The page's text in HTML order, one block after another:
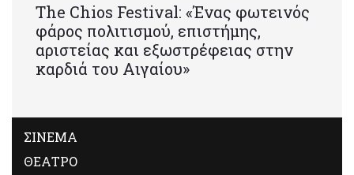
Τhe Chios Festival: «Ένας φωτεινός
φάρος πολιτισμού, επιστήμης,
αριστείας και εξωστρέφειας στην
καρδιά του Αιγαίου»
ΣΙΝΕΜΑ
ΘΕΑΤΡΟ